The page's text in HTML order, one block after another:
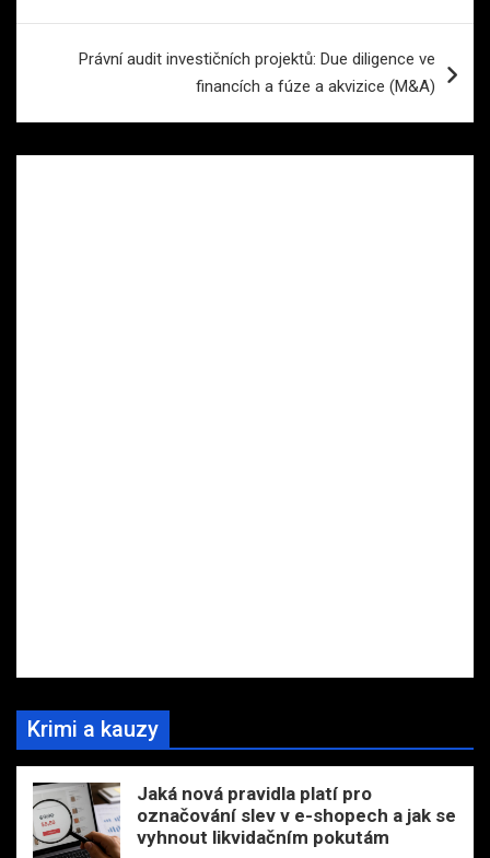
Právní audit investičních projektů: Due diligence ve
financích a fúze a akvizice (M&A)
Krimi a kauzy
Jaká nová pravidla platí pro
označování slev v e-shopech a jak se
vyhnout likvidačním pokutám